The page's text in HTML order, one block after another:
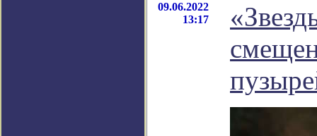
09.06.2022
13:17